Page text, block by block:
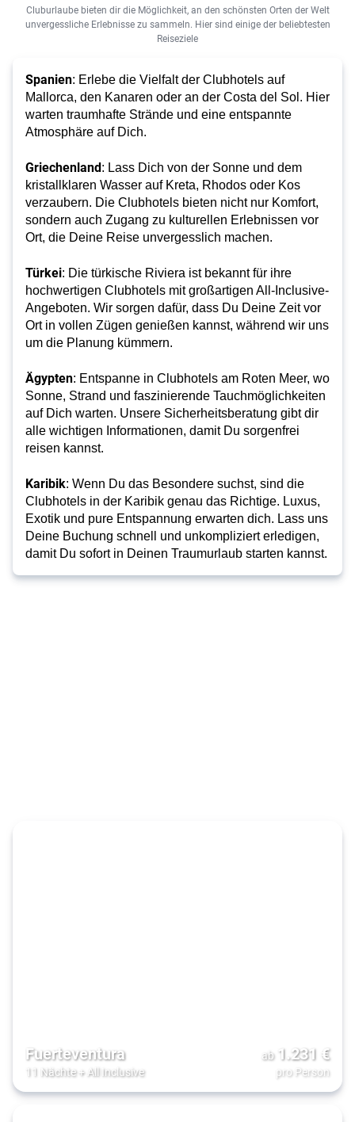
Cluburlaube bieten dir die Möglichkeit, an den schönsten Orten der Welt
unvergessliche Erlebnisse zu sammeln. Hier sind einige der beliebtesten
Reiseziele
Spanien: Erlebe die Vielfalt der Clubhotels auf
Mallorca, den Kanaren oder an der Costa del Sol. Hier
warten traumhafte Strände und eine entspannte
Atmosphäre auf Dich.
Griechenland: Lass Dich von der Sonne und dem
kristallklaren Wasser auf Kreta, Rhodos oder Kos
verzaubern. Die Clubhotels bieten nicht nur Komfort,
sondern auch Zugang zu kulturellen Erlebnissen vor
Ort, die Deine Reise unvergesslich machen.
Türkei: Die türkische Riviera ist bekannt für ihre
hochwertigen Clubhotels mit großartigen All-Inclusive-
Angeboten. Wir sorgen dafür, dass Du Deine Zeit vor
Ort in vollen Zügen genießen kannst, während wir uns
um die Planung kümmern.
Ägypten: Entspanne in Clubhotels am Roten Meer, wo
Sonne, Strand und faszinierende Tauchmöglichkeiten
auf Dich warten. Unsere Sicherheitsberatung gibt dir
alle wichtigen Informationen, damit Du sorgenfrei
reisen kannst.
Karibik: Wenn Du das Besondere suchst, sind die
Clubhotels in der Karibik genau das Richtige. Luxus,
Exotik und pure Entspannung erwarten dich. Lass uns
Deine Buchung schnell und unkompliziert erledigen,
damit Du sofort in Deinen Traumurlaub starten kannst.
Fuerteventura
11 Nächte+ All Inclusive
ab 1.231 €
pro Person